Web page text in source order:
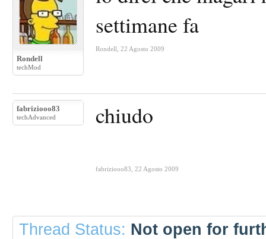
Rondell
techMod
settimane fa
Rondell 22 Agosto 2009
fabriziooo83
techAdvanced chiudo
fabriziooo83 22 Agosto 2009
Thread Status: Not open for